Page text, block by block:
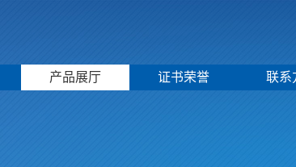
产品展厅 证书荣誉 联系